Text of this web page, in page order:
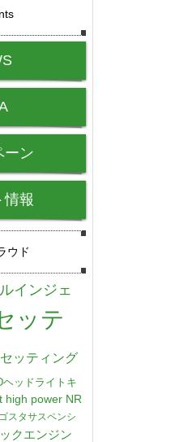
ーン
情報
ウド
インジェ
ッテ
ッティング
ヘッドライトキ
high power NR
スタサスペンシ
クエンジン